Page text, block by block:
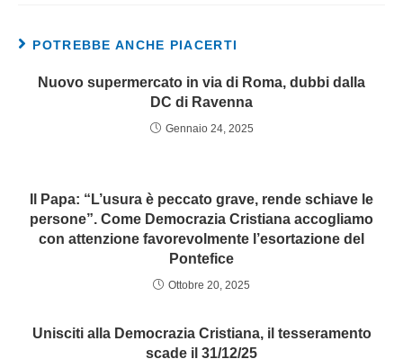
POTREBBE ANCHE PIACERTI
Nuovo supermercato in via di Roma, dubbi dalla
DC di Ravenna
Gennaio 24, 2025
Il Papa: “L’usura è peccato grave, rende schiave le
persone”. Come Democrazia Cristiana accogliamo
con attenzione favorevolmente l’esortazione del
Pontefice
Ottobre 20, 2025
Unisciti alla Democrazia Cristiana, il tesseramento
scade il 31/12/25